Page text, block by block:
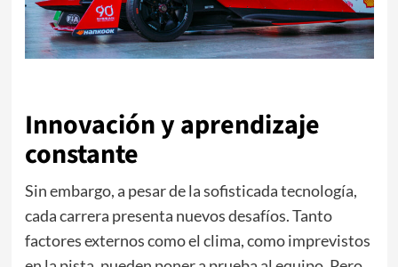
Innovación y aprendizaje
constante
Sin embargo, a pesar de la sofisticada tecnología,
cada carrera presenta nuevos desafíos. Tanto
factores externos como el clima, como imprevistos